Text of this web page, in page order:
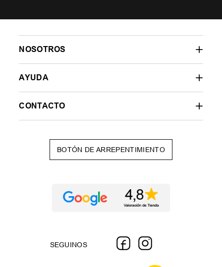
Zapatilla Skechers Skech Tracks
6 cuotas SIN interés de
NESWLETTER
ENVIAR